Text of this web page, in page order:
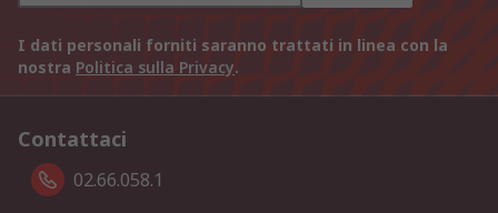
I dati personali forniti saranno trattati in linea con la
nostra Politica sulla Privacy.
Contattaci
02.66.058.1